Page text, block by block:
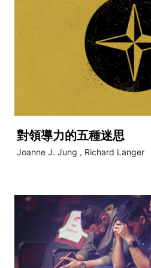
對領導力的五種迷思
Joanne J. Jung , Richard Langer